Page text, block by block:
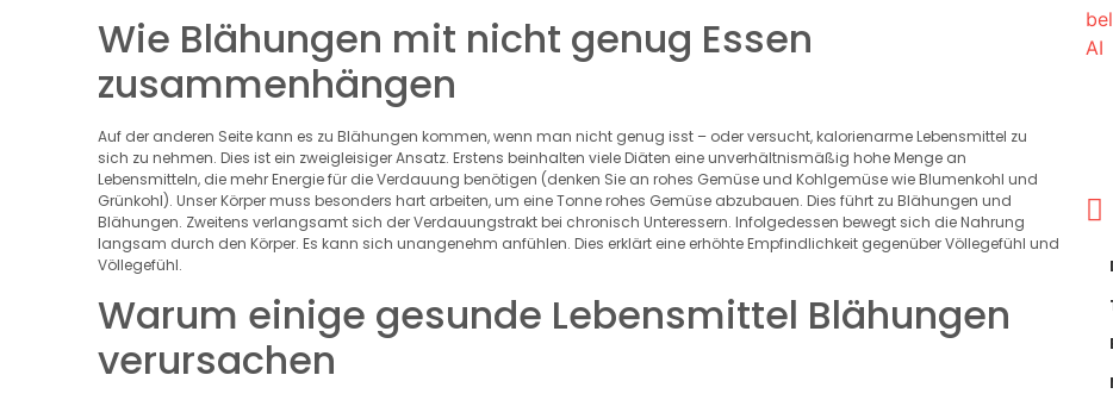
Wie Blähungen mit nicht genug Essen
zusammenhängen
Auf der anderen Seite kann es zu Blähungen kommen, wenn man nicht genug isst – oder versucht, kalorienarme Lebensmittel zu
sich zu nehmen. Dies ist ein zweigleisiger Ansatz. Erstens beinhalten viele Diäten eine unverhältnismäßig hohe Menge an
Lebensmitteln, die mehr Energie für die Verdauung benötigen (denken Sie an rohes Gemüse und Kohlgemüse wie Blumenkohl und
Grünkohl). Unser Körper muss besonders hart arbeiten, um eine Tonne rohes Gemüse abzubauen. Dies führt zu Blähungen und
Blähungen. Zweitens verlangsamt sich der Verdauungstrakt bei chronisch Unteressern. Infolgedessen bewegt sich die Nahrung
langsam durch den Körper. Es kann sich unangenehm anfühlen. Dies erklärt eine erhöhte Empfindlichkeit gegenüber Völlegefühl und
Völlegefühl.
Warum einige gesunde Lebensmittel Blähungen
verursachen